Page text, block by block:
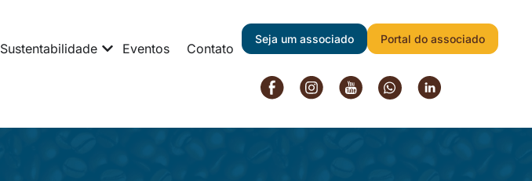
Sustentabilidade Eventos Contato
Seja um associado Portal do associado